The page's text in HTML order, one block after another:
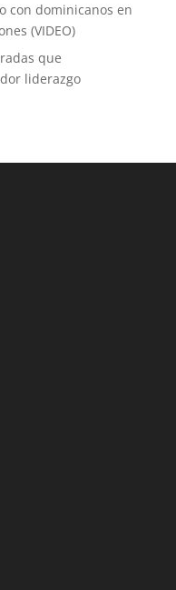
con dominicanos en
(VIDEO)
que
liderazgo